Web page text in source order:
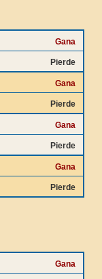
Gana
Pierde
Gana
Pierde
Gana
Pierde
Gana
Pierde
Gana